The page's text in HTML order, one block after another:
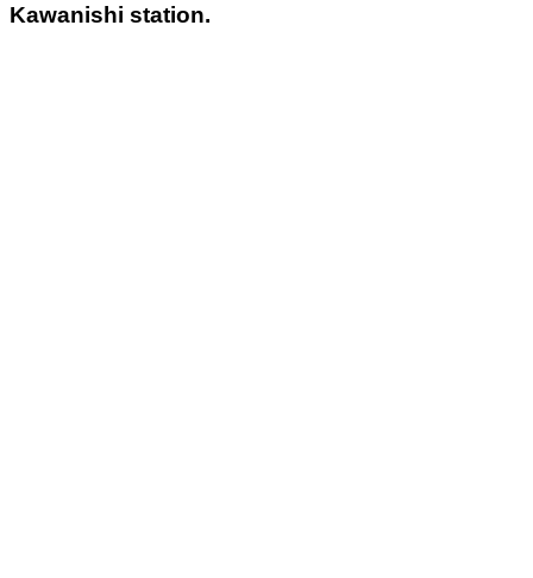
Kawanishi station.